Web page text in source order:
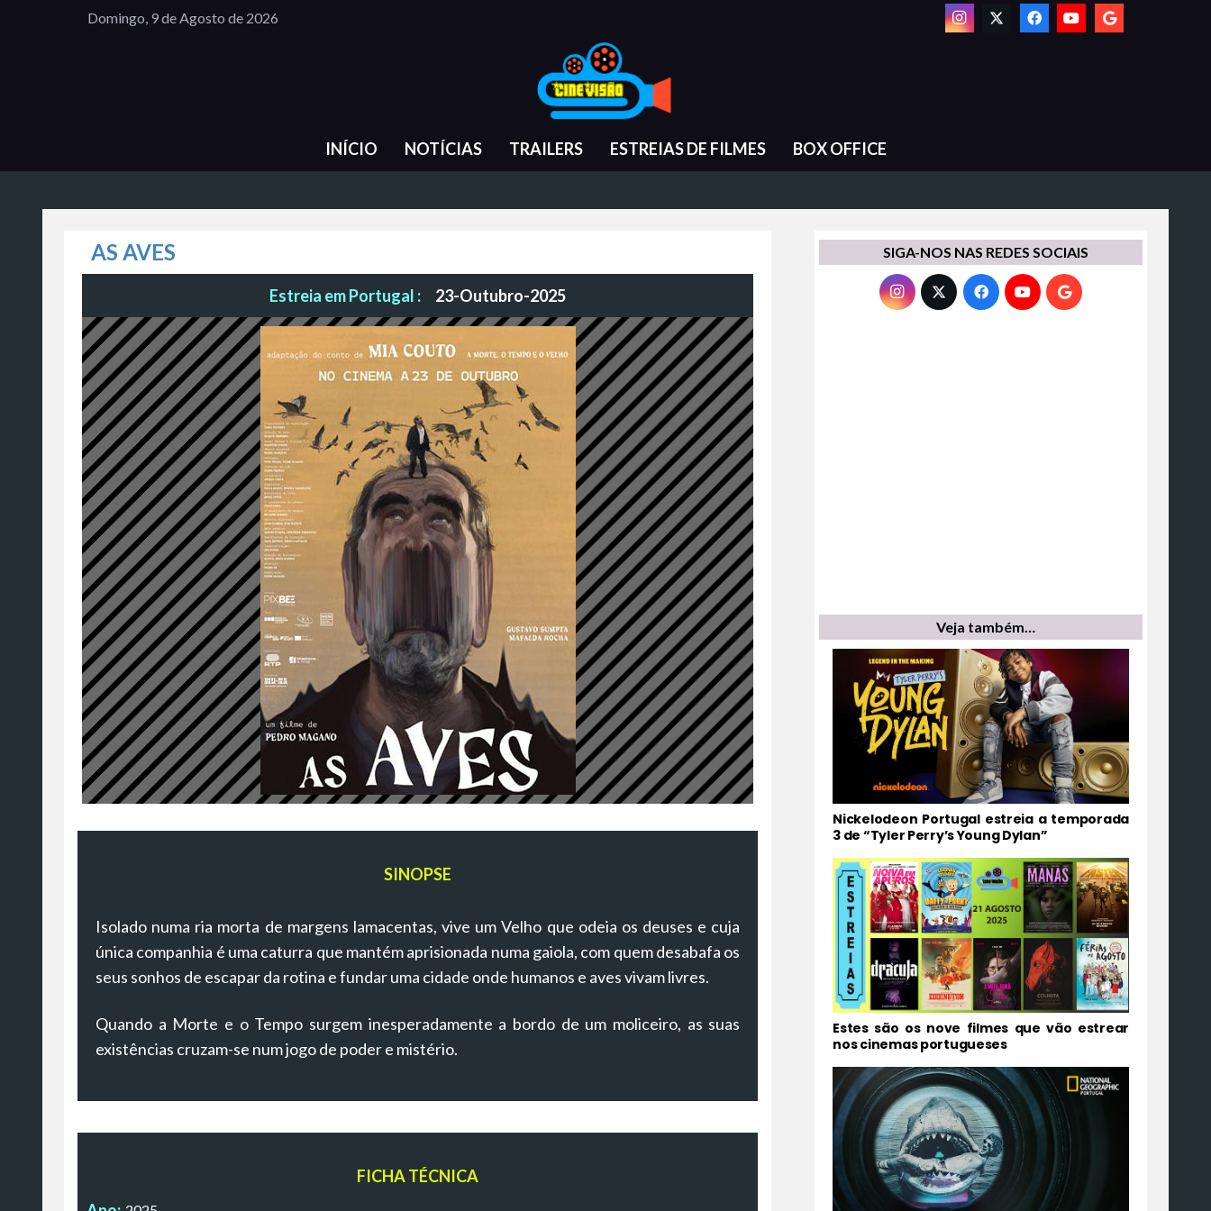
Domingo, 9 de Agosto de 2026
INÍCIO NOTÍCIAS TRAILERS ESTREIAS DE FILMES BOX OFFICE
AS AVES
Estreia em Portugal : 23-Outubro-2025
SINOPSE
Isolado numa ria morta de margens lamacentas, vive um Velho que odeia os deuses e cuja
única companhia é uma caturra que mantém aprisionada numa gaiola, com quem desabafa os
seus sonhos de escapar da rotina e fundar uma cidade onde humanos e aves vivam livres.
Quando a Morte e o Tempo surgem inesperadamente a bordo de um moliceiro, as suas
existências cruzam-se num jogo de poder e mistério.
FICHA TÉCNICA
SIGA-NOS NAS REDES SOCIAIS
Veja também…
Nickelodeon Portugal estreia a temporada
3 de “Tyler Perry’s Young Dylan”
Estes são os nove filmes que vão estrear
nos cinemas portugueses